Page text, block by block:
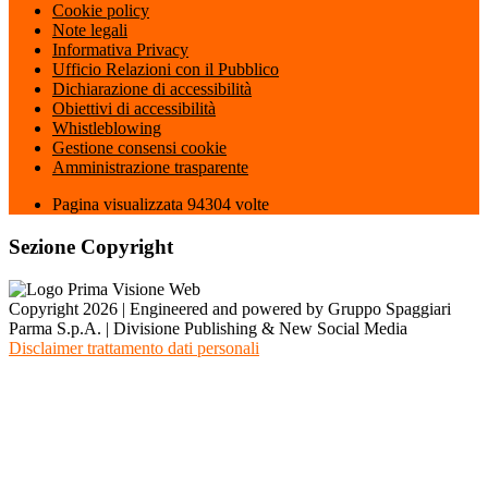
Cookie policy
Note legali
Informativa Privacy
Ufficio Relazioni con il Pubblico
Dichiarazione di accessibilità
Obiettivi di accessibilità
Whistleblowing
Gestione consensi cookie
Amministrazione trasparente
Pagina visualizzata 94304 volte
Sezione Copyright
Copyright 2026 | Engineered and powered by Gruppo Spaggiari
Parma S.p.A. | Divisione Publishing & New Social Media
Disclaimer trattamento dati personali